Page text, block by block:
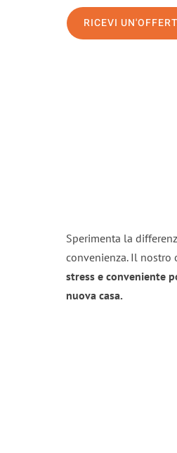
RICEVI
Sperimenta la
convenienza. Il
stress e conveniente
nuova casa.